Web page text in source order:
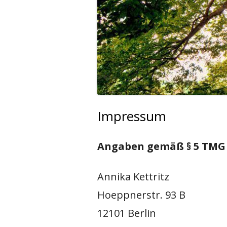
Impressum
Angaben gemäß § 5 TMG
Annika Kettritz
Hoeppnerstr. 93 B
12101 Berlin